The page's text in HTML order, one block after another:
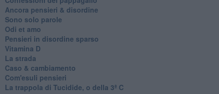
Ancora pensieri & disordine
Sono solo parole
Odi et amo
Pensieri in disordine sparso
Vitamina D
La strada
Caso & cambiamento
Com'esuli pensieri
La trappola di Tucidide, o della 3ª C